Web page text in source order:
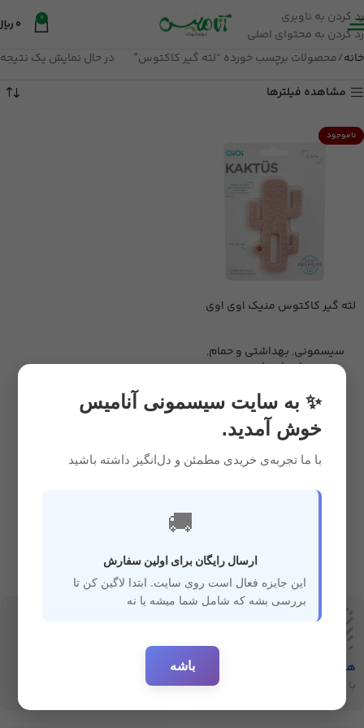
رد کردن به ناوبری
رد کردن به محتوای اصلی
0
0
خانه محصولات برچسب خورده “لثه گیر کاکتوس”
در حال نمایش یک نتیجه
مشاهده فیلترها
ناموجود
لثه گیر کاکتوس منیک اوی اوی
سیسمونی, بهداشتی و حمام,
اسباب بازی
هفت‌روز‌ضمانت‌بازگشت
با خیال راحت خرید کنید
ارسال سریع
✨ به سایت سیسمونی آنامیس
خوش آمدید.
با ما تجربه‌ی خریدی مطمئن و دل‌انگیز داشته باشید
🚚
ارسال رایگان برای اولین سفارش
این جایزه فعال است روی سایت. ابتدا لاگین کن تا
بررسی بشه که شامل شما میشه یا نه
باشه